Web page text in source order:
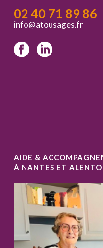
02 40 71 89 86
info@atousages.fr
AIDE &
À NANTES ET